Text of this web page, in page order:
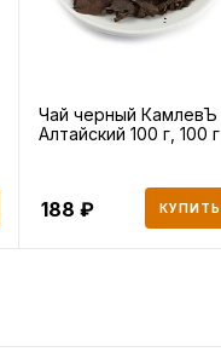
Чай черный КамлевЪ
Алтайский 100 г, 100 г
188 КУПИТЬ